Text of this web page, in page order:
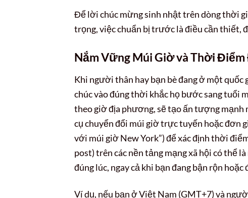
Để lời chúc mừng sinh nhật trên dòng thời
trọng, việc chuẩn bị trước là điều cần thiết,
Nắm Vững Múi Giờ và Thời Điểm
Khi người thân hay bạn bè đang ở một
chúc vào đúng thời khắc họ bước sang tuổi
theo giờ địa phương, sẽ tạo ấn tượng mạnh
cụ chuyển đổi múi giờ trực tuyến hoặc đơn
với múi giờ New York”) để xác định thời
post) trên các nền tảng mạng xã hội có thể
đúng lúc, ngay cả khi bạn đang bận rộn hoặc
Ví dụ, nếu bạn ở Việt Nam (GMT+7) và